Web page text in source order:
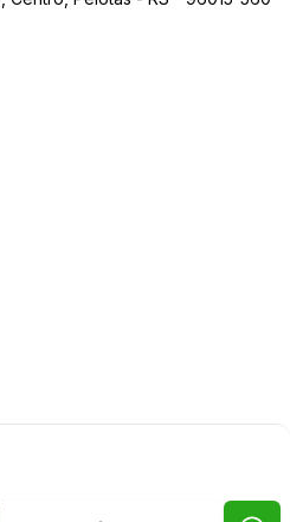
de Tecnologia Loft